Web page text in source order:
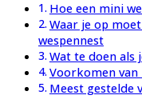
Hoe een mini
Waar je op
wespennest
Wat te doen als
Voorkomen van
Meest gestelde